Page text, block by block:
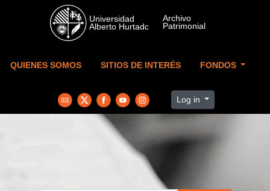
Skip to main content
QUIENES SOMOS SITIOS DE INTERÉS FONDOS
Log in